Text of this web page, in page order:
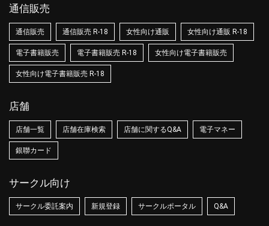
通信販売
通信販売 通信販売 R-18 女性向け通販 女性向け通販 R-18
電子書籍販売 電子書籍販売 R-18 女性向け電子書籍販売
女性向け電子書籍販売 R-18
店舗
店舗一覧 店舗在庫検索 店舗に関するQ&A 電子マネー
銀聯カード
サークル向け
サークル委託案内 新規登録 サークルポータル Q&A